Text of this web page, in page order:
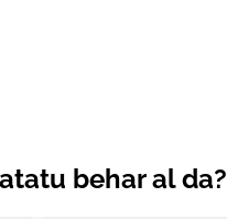
behar al da?